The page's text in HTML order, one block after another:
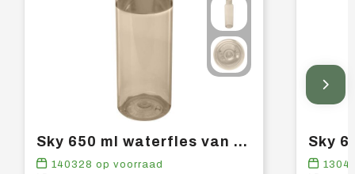
Sky 650 ml waterfles van gerecycled plastic
140328 op voorraad